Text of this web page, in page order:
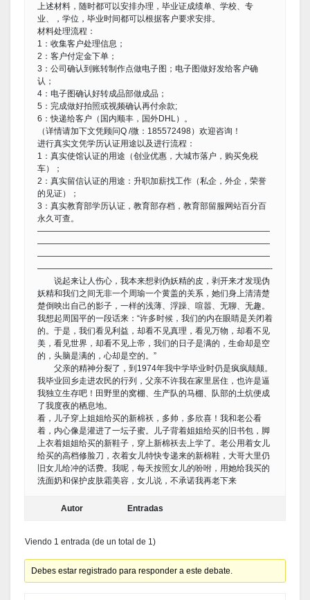
上述材料，随时都可以安排办理，毕业证成绩单、学校、专
业、，学位，毕业时间都可以根据客户要求安排。
材料处理流程：
1：收集客户处理信息；
2：客户付定金下单；
3：公司确认到账转制作点做电子图；电子图做好发给客户确
认；
4：电子图确认好转成品部做成品；
5：完成做好拍照或视频确认再付余款;
6：快递给客户（国内顺丰，国外DHL）。
（详情请加下文凭顾问Q /微：185572498）欢迎咨询！
进行真实文凭学历认证用途以及进行流程：
1：真实使馆认证的用途（创业优惠，大城市落户，购买免税
车）；
2：真实留信认证的用途：升职加薪找工作（私企，外企，荣誉
的见证）；
3：真实教育部学历认证，教育部存档，教育部留服网站百分百
永久可查。
————————————————————————————
————————————————————————————
————————————————————————————
————————————————————————————-
说起来让人伤心，我本来想剥伪妖精的皮，剥开来才发现伪
妖精和我们之间无非一个周瑜一个黄盖的关系，她们身上清清楚
楚倒映出自己的影子，一样的浅薄、浮躁、喧嚣、无聊、无趣。
我想起周国平的一段话来：“许多时候，我们的内在眼睛是关闭着
的。于是，我们看见利益，却看不见真理，看见万物，却看不见
美，看见世界，却看不见上帝，我们的日子是满的，生命却是空
的，头脑是满的，心却是空的。”
父亲的精神分裂了，到1974年我中学毕业时仍是疯疯颠颠。
我毕业回乡走进农民的行列，父亲不许我在家里居住，也许是逼
我独立生存吧！田野里的窝棚、生产队的马棚、队部的土炕便成
了我度夜的栖息地。
看，儿子穿上姐姐给买的新棉袄，多帅，多欣喜！我和老公看
着，内心像是灌进了一坛子蜜。儿子背着姐姐给买的旧书包，脚
上衣着姐姐给买的新鞋子，穿上新棉袄去上学了。老公用着女儿
给买的高档修脸刀，衣着女儿特快专递来的新棉鞋，大哥大里仍
旧女儿给冲的话费。我呢，每天按照女儿的吩咐，用她给我买的
洗面奶和保护皮肤霜美容，女儿说，不承诺我再老下来
Autor Entradas
Viendo 1 entrada (de un total de 1)
Debes estar registrado para responder a este debate.